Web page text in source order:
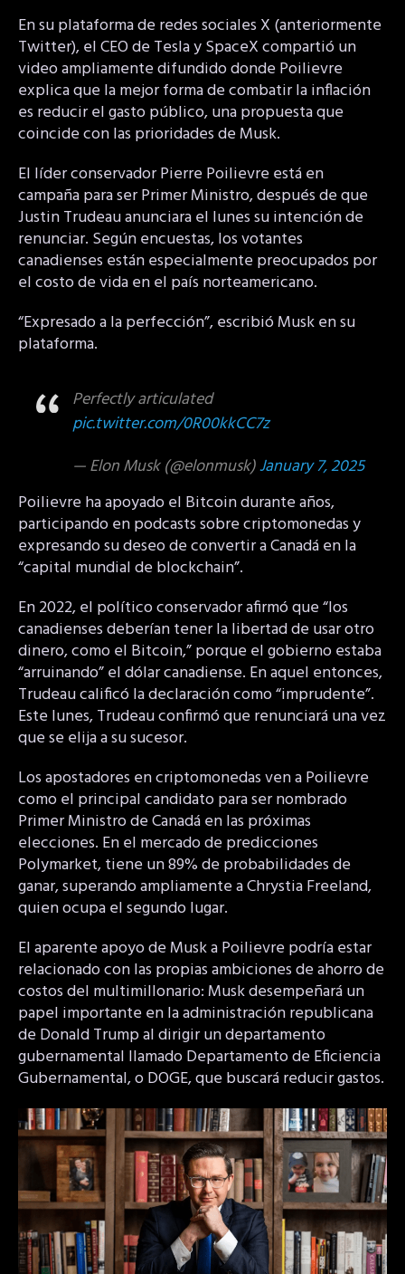
En su plataforma de redes sociales X (anteriormente
Twitter), el CEO de Tesla y SpaceX compartió un
video ampliamente difundido donde Poilievre
explica que la mejor forma de combatir la inflación
es reducir el gasto público, una propuesta que
coincide con las prioridades de Musk.
El líder conservador Pierre Poilievre está en
campaña para ser Primer Ministro, después de que
Justin Trudeau anunciara el lunes su intención de
renunciar. Según encuestas, los votantes
canadienses están especialmente preocupados por
el costo de vida en el país norteamericano.
“Expresado a la perfección”, escribió Musk en su
plataforma.
Perfectly articulated
pic.twitter.com/0R00kkCC7z
— Elon Musk (@elonmusk)January 7, 2025
Poilievre ha apoyado el Bitcoin durante años,
participando en podcasts sobre criptomonedas y
expresando su deseo de convertir a Canadá en la
“capital mundial de blockchain”.
En 2022, el político conservador afirmó que “los
canadienses deberían tener la libertad de usar otro
dinero, como el Bitcoin,” porque el gobierno estaba
“arruinando” el dólar canadiense. En aquel entonces,
Trudeau calificó la declaración como “imprudente”.
Este lunes, Trudeau confirmó que renunciará una vez
que se elija a su sucesor.
Los apostadores en criptomonedas ven a Poilievre
como el principal candidato para ser nombrado
Primer Ministro de Canadá en las próximas
elecciones. En el mercado de predicciones
Polymarket, tiene un 89% de probabilidades de
ganar, superando ampliamente a Chrystia Freeland,
quien ocupa el segundo lugar.
El aparente apoyo de Musk a Poilievre podría estar
relacionado con las propias ambiciones de ahorro de
costos del multimillonario: Musk desempeñará un
papel importante en la administración republicana
de Donald Trump al dirigir un departamento
gubernamental llamado Departamento de Eficiencia
Gubernamental, o DOGE, que buscará reducir gastos.